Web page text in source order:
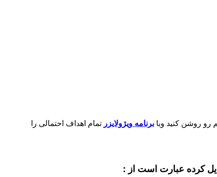
روشن کنید وبا برنامه ویژولایزر تمام اهداف احتمالی را
کرده عبارت است از :